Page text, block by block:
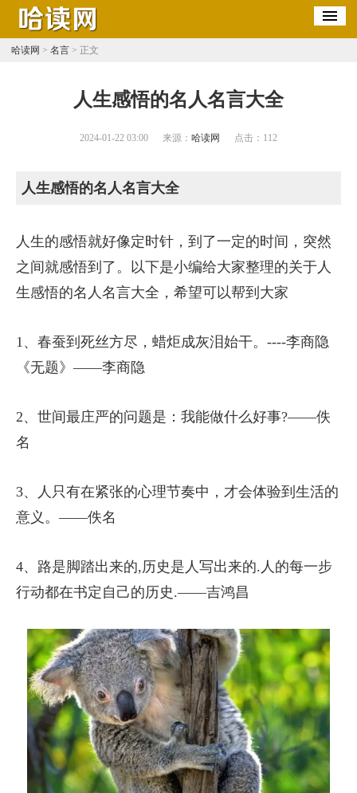
哈读网 > 名言> 正文
​人生感悟的名人名言大全
2024-01-22 03:00 来源： 哈读网 点击： 112
人生感悟的名人名言大全
人生的感悟就好像定时针，到了一定的时间，突然
之间就感悟到了。以下是小编给大家整理的关于人
生感悟的名人名言大全，希望可以帮到大家
1、春蚕到死丝方尽，蜡炬成灰泪始干。----李商隐
《无题》——李商隐
2、世间最庄严的问题是：我能做什么好事?——佚
名
3、人只有在紧张的心理节奏中，才会体验到生活的
意义。——佚名
4、路是脚踏出来的,历史是人写出来的.人的每一步
行动都在书定自己的历史.——吉鸿昌